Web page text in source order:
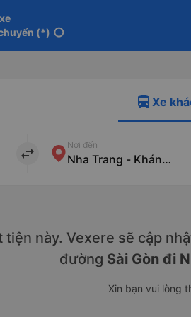
(*) info
Xe
import_export
Nơi đến
tiện này. Vexere sẽ cập
đường Sài Gòn đi
Xin bạn vui lòng